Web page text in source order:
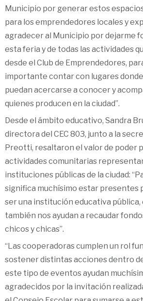
Municipio por generar estos
para los emprendedores locales y
agradecer al Municipio por dejarme
esta feria y de todas las actividades
desde el Club de Emprendedores,
importante contar con lugares
puedan acercarse a conocer y
quienes producen en la ciudad”.
Desde el ámbito educativo, Sandra
directora del CEC 803, junto a la
Preotti, resaltaron el valor de poder
actividades comunitarias
instituciones públicas de la ciudad:
significa muchísimo estar presentes
ser una institución educativa pública,
también nos ayudan a recaudar
chicos y chicas”.
“Las cooperadoras cumplen un rol
sostener distintas acciones dentro
este tipo de eventos ayudan
agradecidos por la invitación